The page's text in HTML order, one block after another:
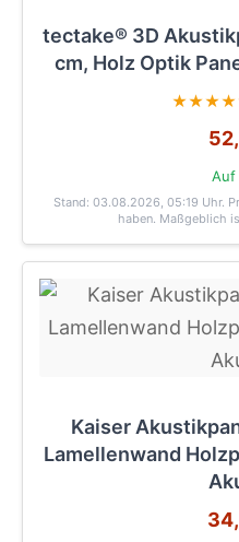
tectake® 3D
cm, Holz Optik
Auf
Stand: 03.08.2026, 05:19 Uhr.
haben. Maßgeblich
Kaiser
Lamellenwand